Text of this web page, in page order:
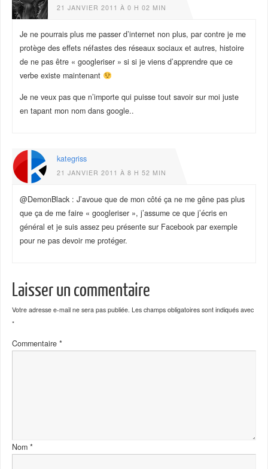
21 JANVIER 2011 À 0 H 02 MIN
Je ne pourrais plus me passer d’internet non plus, par contre je me
protège des effets néfastes des réseaux sociaux et autres, histoire
de ne pas être « googleriser » si si je viens d’apprendre que ce
verbe existe maintenant
Je ne veux pas que n’importe qui puisse tout savoir sur moi juste
en tapant mon nom dans google..
kategriss
21 JANVIER 2011 À 8 H 52 MIN
@DemonBlack : J’avoue que de mon côté ça ne me gêne pas plus
que ça de me faire « googleriser », j’assume ce que j’écris en
général et je suis assez peu présente sur Facebook par exemple
pour ne pas devoir me protéger.
Laisser un commentaire
Votre adresse e-mail ne sera pas publiée. Les champs obligatoires sont indiqués avec
*
Commentaire *
Nom *